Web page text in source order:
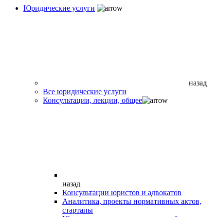
Юридические услуги
назад
Все юридические услуги
Консультации, лекции, общее
назад
Консультации юристов и адвокатов
Аналитика, проекты нормативных актов,
стартапы